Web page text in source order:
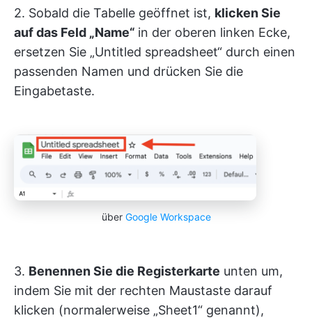
2. Sobald die Tabelle geöffnet ist, klicken Sie
auf das Feld „Name“ in der oberen linken Ecke,
ersetzen Sie „Untitled spreadsheet“ durch einen
passenden Namen und drücken Sie die
Eingabetaste.
über Google Workspace
3. Benennen Sie die Registerkarte unten um,
indem Sie mit der rechten Maustaste darauf
klicken (normalerweise „Sheet1“ genannt),